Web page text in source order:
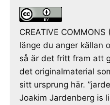
CREATIVE
länge du anger källan
så är det fritt fram att
det originalmaterial
sitt ursprung här.
Joakim Jardenberg is